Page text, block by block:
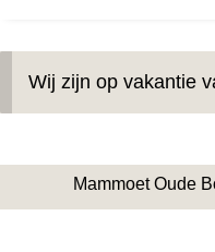
Wij zijn op vakantie
Mammoet Oude